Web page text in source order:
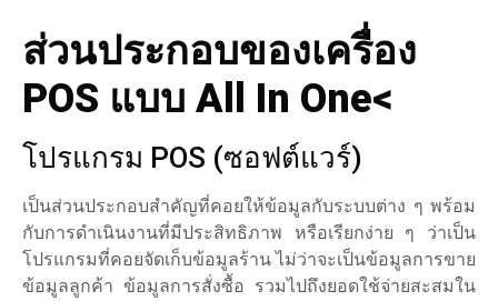
ส่วนประกอบของเครื่อง
POS แบบ All In One<
โปรแกรม POS (ซอฟต์แวร์)
เป็นส่วนประกอบสำคัญที่คอยให้ข้อมูลกับระบบต่าง ๆ พร้อม
กับการดำเนินงานที่มีประสิทธิภาพ หรือเรียกง่าย ๆ ว่าเป็น
โปรแกรมที่คอยจัดเก็บข้อมูลร้าน ไม่ว่าจะเป็นข้อมูลการขาย
ข้อมูลลูกค้า ข้อมูลการสั่งซื้อ รวมไปถึงยอดใช้จ่ายสะสมใน